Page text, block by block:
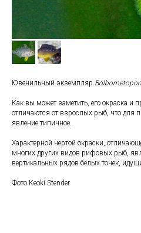
Ювенильный экземпляр
Как вы может заметить, его окраска и
отличаются от взрослых рыб, что для
явление типичное.
Характерной чертой окраски,
многих других видов рифовых рыб,
вертикальных рядов белых точек,
Фото Keoki Stender